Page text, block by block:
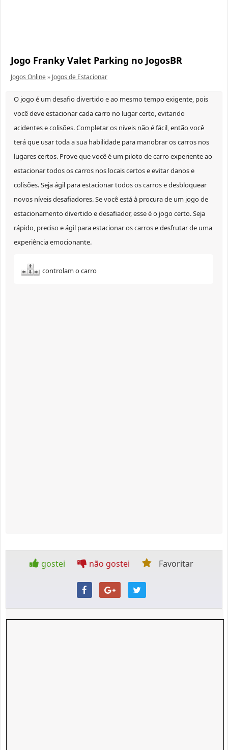
Jogo Franky Valet Parking no JogosBR
Jogos Online» Jogos de Estacionar
O jogo é um desafio divertido e ao mesmo tempo exigente, pois
você deve estacionar cada carro no lugar certo, evitando
acidentes e colisões. Completar os níveis não é fácil, então você
terá que usar toda a sua habilidade para manobrar os carros nos
lugares certos. Prove que você é um piloto de carro experiente ao
estacionar todos os carros nos locais certos e evitar danos e
colisões. Seja ágil para estacionar todos os carros e desbloquear
novos níveis desafiadores. Se você está à procura de um jogo de
estacionamento divertido e desafiador, esse é o jogo certo. Seja
rápido, preciso e ágil para estacionar os carros e desfrutar de uma
experiência emocionante.
controlam o carro
gostei não gostei Favoritar